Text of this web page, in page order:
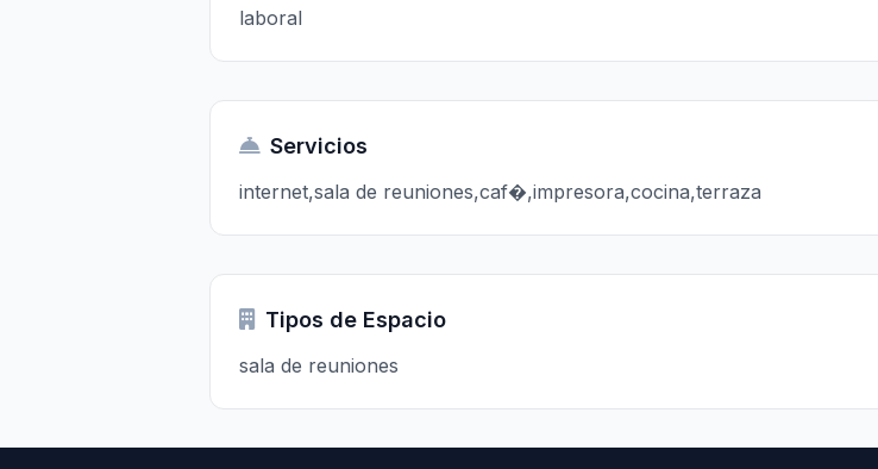
laboral
Servicios
internet,sala de reuniones,caf�,impresora,cocina,terraza
Tipos de Espacio
sala de reuniones